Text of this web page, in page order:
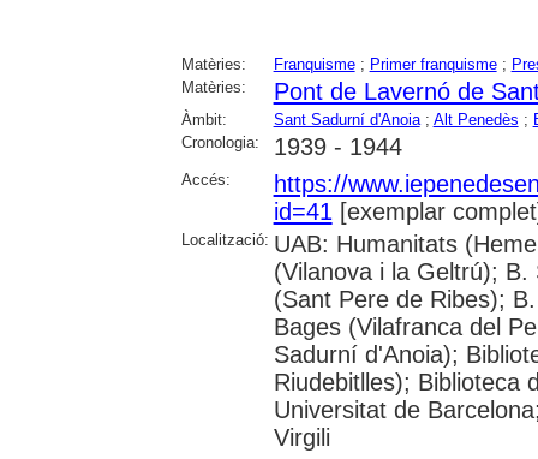
Matèries: Franquisme; Primer franquisme;
Matèries:
Pont de Lavernó de
Àmbit: Sant Sadurní d'Anoia; Alt Penedès ;
Cronologia:
1939 - 1944
Accés:
https://
id=41 [exemplar
Localització: UAB: Humanitats
(Vilanova i la Geltrú);
(Sant Pere de Ribes);
Bages (Vilafranca del
Sadurní d'Anoia);
Riudebitlles); Biblioteca
Universitat de
Virgili